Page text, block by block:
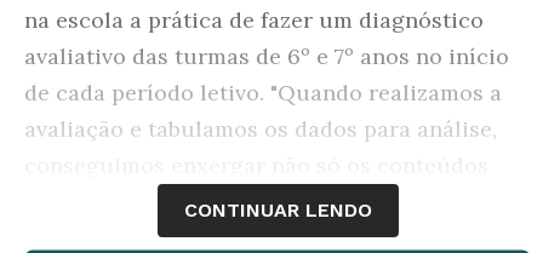
na escola a prática de fazer um diagnóstico
avaliativo das turmas de 6º e 7º anos no início
de cada período letivo. "Quando realizamos a
avaliação e tabulamos os dados para análise,
conseguimos enxergar não só os conteúdos
deficitários mas qual o raciocínio que leva o
aluno a errar", explica ela.
CONTINUAR LENDO